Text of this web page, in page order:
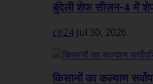
बुंदेली शेफ सीज़न-4 में
cg24 Jul 30, 2026
किसानों का कल्याण